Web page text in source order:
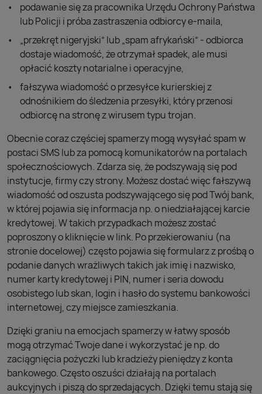
podawanie się za pracownika Urzędu Ochrony Państwa
lub Policji i próba zastraszenia odbiorcy e-maila,
„przekręt nigeryjski” lub „spam afrykański” - odbiorca
dostaje wiadomość, że otrzymał spadek, ale musi
opłacić koszty notarialne i operacyjne,
fałszywa wiadomość o przesyłce kurierskiej z
odnośnikiem do śledzenia przesyłki, który przenosi
odbiorcę na stronę z wirusem typu trojan.
Obecnie coraz częściej spamerzy mogą wysyłać spam w
postaci SMS lub za pomocą komunikatorów na portalach
społecznościowych. Zdarza się, że podszywają się pod
instytucje, firmy czy strony. Możesz dostać więc fałszywą
wiadomość od oszusta podszywającego się pod Twój bank,
w której pojawia się informacja np. o niedziałającej karcie
kredytowej. W takich przypadkach możesz zostać
poproszony o kliknięcie w link. Po przekierowaniu (na
stronie docelowej) często pojawia się formularz z prośbą o
podanie danych wrażliwych takich jak imię i nazwisko,
numer karty kredytowej i PIN, numer i seria dowodu
osobistego lub skan, login i hasło do systemu bankowości
internetowej, czy miejsce zamieszkania.
Dzięki graniu na emocjach spamerzy w łatwy sposób
mogą otrzymać Twoje dane i wykorzystać je np. do
zaciągnięcia pożyczki lub kradzieży pieniędzy z konta
bankowego. Często oszuści działają na portalach
aukcyjnych i piszą do sprzedających. Dzięki temu stają się